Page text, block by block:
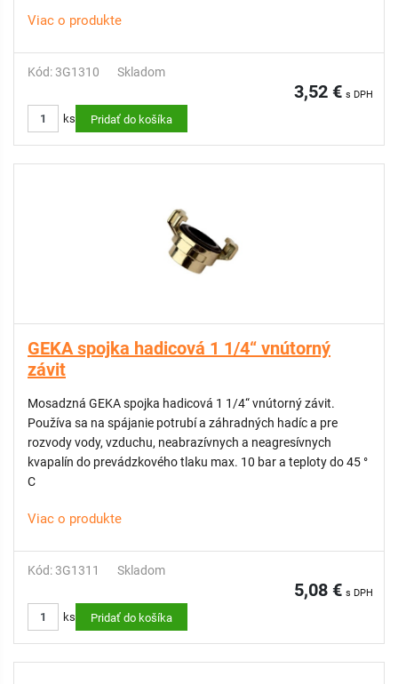
Viac o produkte
Kód: 3G1310 Skladom
3,52 € s DPH
ks Pridať do košíka
GEKA spojka hadicová 1 1/4“ vnútorný
závit
Mosadzná GEKA spojka hadicová 1 1/4“ vnútorný závit.
Používa sa na spájanie potrubí a záhradných hadíc a pre
rozvody vody, vzduchu, neabrazívnych a neagresívnych
kvapalín do prevádzkového tlaku max. 10 bar a teploty do 45 °
C
Viac o produkte
Kód: 3G1311 Skladom
5,08 € s DPH
ks Pridať do košíka